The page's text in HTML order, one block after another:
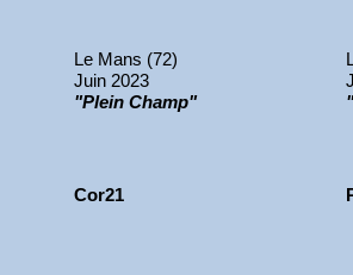
Le Mans (72)
Juin 2023
"Plein Champ"
Cor21